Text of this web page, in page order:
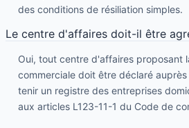
des conditions de résiliation simples.
Le centre d'affaires doit-il être
Oui, tout centre d'affaires proposant
commerciale doit être déclaré
tenir un registre des entreprises
aux articles L123-11-1 du Code de